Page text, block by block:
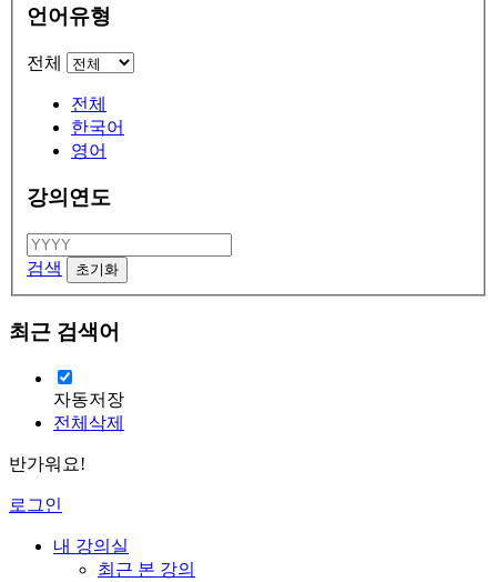
언어유형
전체
전체
한국어
영어
강의연도
검색
최근 검색어
자동저장
전체삭제
반가워요!
로그인
내 강의실
최근 본 강의